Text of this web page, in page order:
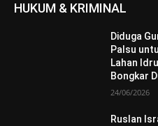
HUKUM & KRIMINAL
Diduga
Palsu
Lahan
Bongkar
24/06/2026
Ruslan